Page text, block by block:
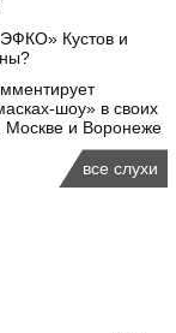
Кустов и
шоу» в своих
и Воронеже
все слухи